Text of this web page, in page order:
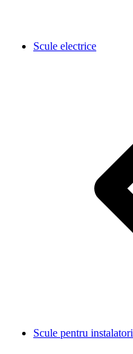
Scule electrice
Scule pentru instalatori